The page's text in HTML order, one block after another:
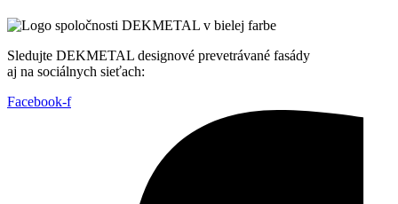
Sledujte DEKMETAL designové prevetrávané fasády
aj na sociálnych sieťach:
Facebook-f